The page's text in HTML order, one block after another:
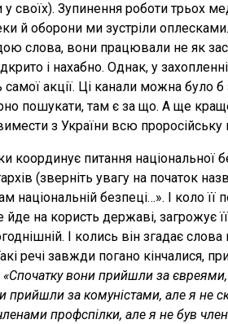
у своїх). Зупинення роботи трьох
й оборони ми зустріли
слова, вони працювали не як
і нахабно. Однак, у
самої акції. Ці канали можна було
пошукати, там є за що. А ще
з України всю
координує питання національної
(зверніть увагу на початок
національній безпеці…». І коло
йде на користь державі, загрожує
І колись він згадає
речі завжди погано кінчалися,
«Спочатку вони прийшли за
за комуністами, але я не
профспілки, але я не був